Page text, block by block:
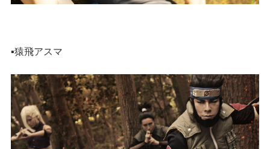
▪️猿飛アスマ